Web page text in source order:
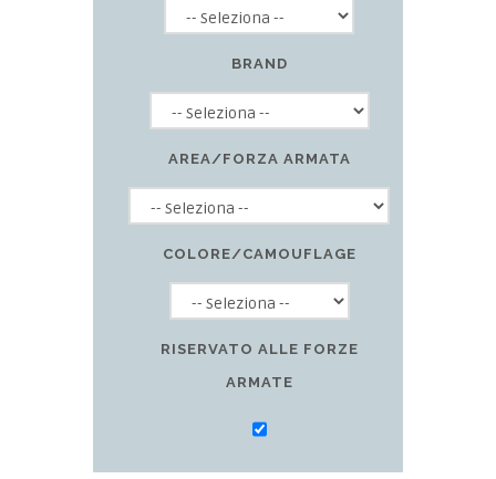
BRAND
AREA/FORZA ARMATA
COLORE/CAMOUFLAGE
RISERVATO ALLE FORZE
ARMATE